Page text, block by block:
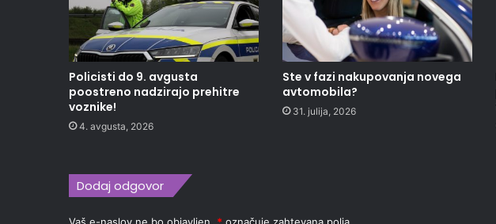
Policisti do 9. avgusta
poostreno nadzirajo prehitre
voznike!
4. avgusta, 2026
Ste v fazi nakupovanja novega
avtomobila?
31. julija, 2026
Dodaj odgovor